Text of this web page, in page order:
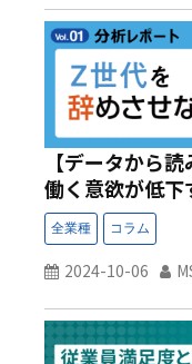
【データから
働く意欲が低
2024-10-06